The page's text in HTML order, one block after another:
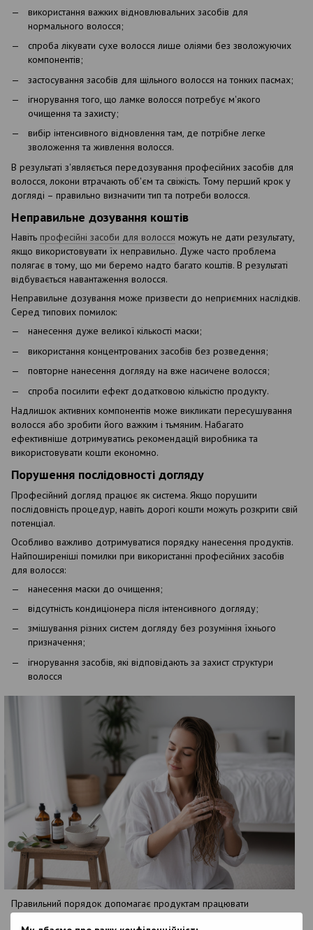
використання важких відновлювальних засобів для
нормального волосся;
спроба лікувати сухе волосся лише оліями без зволожуючих
компонентів;
застосування засобів для щільного волосся на тонких пасмах;
ігнорування того, що ламке волосся потребує м'якого
очищення та захисту;
вибір інтенсивного відновлення там, де потрібне легке
зволоження та живлення волосся.
В результаті з'являється передозування професійних засобів для
волосся, локони втрачають об'єм та свіжість. Тому перший крок у
догляді – правильно визначити тип та потреби волосся.
Неправильне дозування коштів
Навіть професійні засоби для волосся можуть не дати результату,
якщо використовувати їх неправильно. Дуже часто проблема
полягає в тому, що ми беремо надто багато коштів. В результаті
відбувається навантаження волосся.
Неправильне дозування може призвести до неприємних наслідків.
Серед типових помилок:
нанесення дуже великої кількості маски;
використання концентрованих засобів без розведення;
повторне нанесення догляду на вже насичене волосся;
спроба посилити ефект додатковою кількістю продукту.
Надлишок активних компонентів може викликати пересушування
волосся або зробити його важким і тьмяним. Набагато
ефективніше дотримуватись рекомендацій виробника та
використовувати кошти економно.
Порушення послідовності догляду
Професійний догляд працює як система. Якщо порушити
послідовність процедур, навіть дорогі кошти можуть розкрити свій
потенціал.
Особливо важливо дотримуватися порядку нанесення продуктів.
Найпоширеніші помилки при використанні професійних засобів
для волосся:
нанесення маски до очищення;
відсутність кондиціонера після інтенсивного догляду;
змішування різних систем догляду без розуміння їхнього
призначення;
ігнорування засобів, які відповідають за захист структури
волосся
Правильний порядок допомагає продуктам працювати